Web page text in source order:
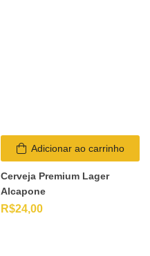
Adicionar ao carrinho
Cerveja Premium Lager
Alcapone
R$24,00